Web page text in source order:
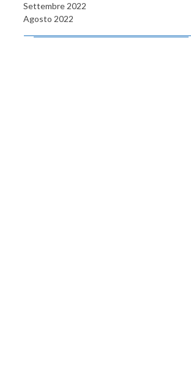
Settembre 2022
Agosto 2022